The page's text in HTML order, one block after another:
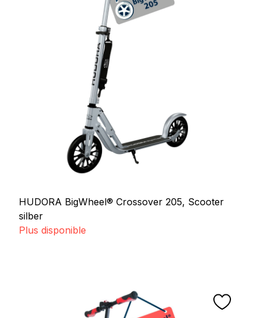
HUDORA BigWheel® Crossover 205, Scooter
silber
Plus disponible